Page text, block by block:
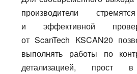
производители
и эффективной
от ScanTech KSCAN20
выполнять работы по
детализацией, прост в